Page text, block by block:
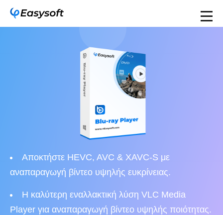
Αποκτήστε HEVC, AVC & XAVC-S με
αναπαραγωγή βίντεο υψηλής ευκρίνειας.
Η καλύτερη εναλλακτική λύση VLC Media
Player για αναπαραγωγή βίντεο υψηλής ποιότητας.